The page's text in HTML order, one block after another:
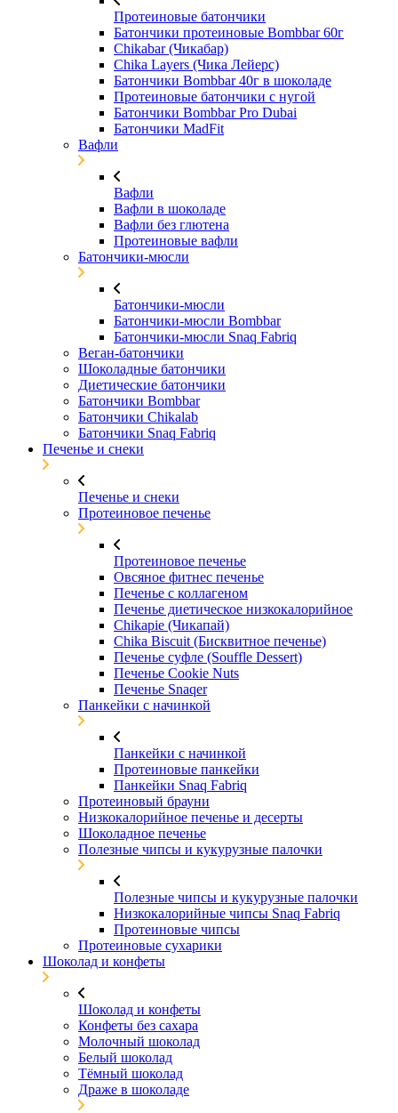
Протеиновые батончики
Батончики протеиновые Bombbar 60г
Chikabar (Чикабар)
Chika Layers (Чика Лейерс)
Батончики Bombbar 40г в шоколаде
Протеиновые батончики с нугой
Батончики Bombbar Pro Dubai
Батончики MadFit
Вафли
Вафли
Вафли в шоколаде
Вафли без глютена
Протеиновые вафли
Батончики-мюсли
Батончики-мюсли
Батончики-мюсли Bombbar
Батончики-мюсли Snaq Fabriq
Веган-батончики
Шоколадные батончики
Диетические батончики
Батончики Bombbar
Батончики Chikalab
Батончики Snaq Fabriq
Печенье и снеки
Печенье и снеки
Протеиновое печенье
Протеиновое печенье
Овсяное фитнес печенье
Печенье с коллагеном
Печенье диетическое низкокалорийное
Chikapie (Чикапай)
Chika Biscuit (Бисквитное печенье)
Печенье суфле (Souffle Dessert)
Печенье Cookie Nuts
Печенье Snaqer
Панкейки с начинкой
Панкейки с начинкой
Протеиновые панкейки
Панкейки Snaq Fabriq
Протеиновый брауни
Низкокалорийное печенье и десерты
Шоколадное печенье
Полезные чипсы и кукурузные палочки
Полезные чипсы и кукурузные палочки
Низкокалорийные чипсы Snaq Fabriq
Протеиновые чипсы
Протеиновые сухарики
Шоколад и конфеты
Шоколад и конфеты
Конфеты без сахара
Молочный шоколад
Белый шоколад
Тёмный шоколад
Драже в шоколаде